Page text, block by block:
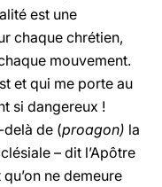
est une
chaque chrétien,
mouvement.
et qui me porte au
si dangereux !
delà de (proagon) la
– dit l’Apôtre
ne demeure